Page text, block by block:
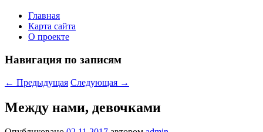
Главная
Карта сайта
О проекте
Навигация по записям
← Предыдущая Следующая →
Между нами, девочками